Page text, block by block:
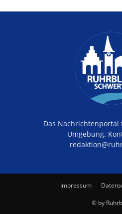
Das
Umgebung.
Impressum
© by